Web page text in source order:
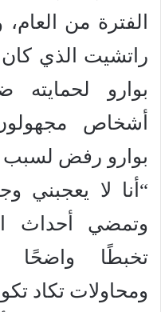
الفترة من
راتشيت الذي
بوارو
أشخاص
بوارو رفض
“أنا لا يعجبني
وتمضي أحداث
تخبطًا واضحًا
ومحاولات تكاد